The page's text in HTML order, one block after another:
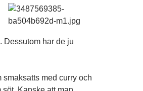
Dessutom har de ju
med curry och